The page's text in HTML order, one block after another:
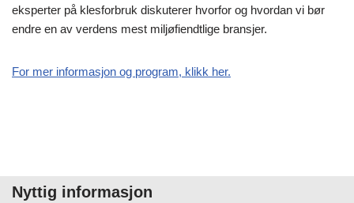
eksperter på klesforbruk diskuterer hvorfor og hvordan vi bør
endre en av verdens mest miljøfiendtlige bransjer.
For mer informasjon og program, klikk her.
Nyttig informasjon